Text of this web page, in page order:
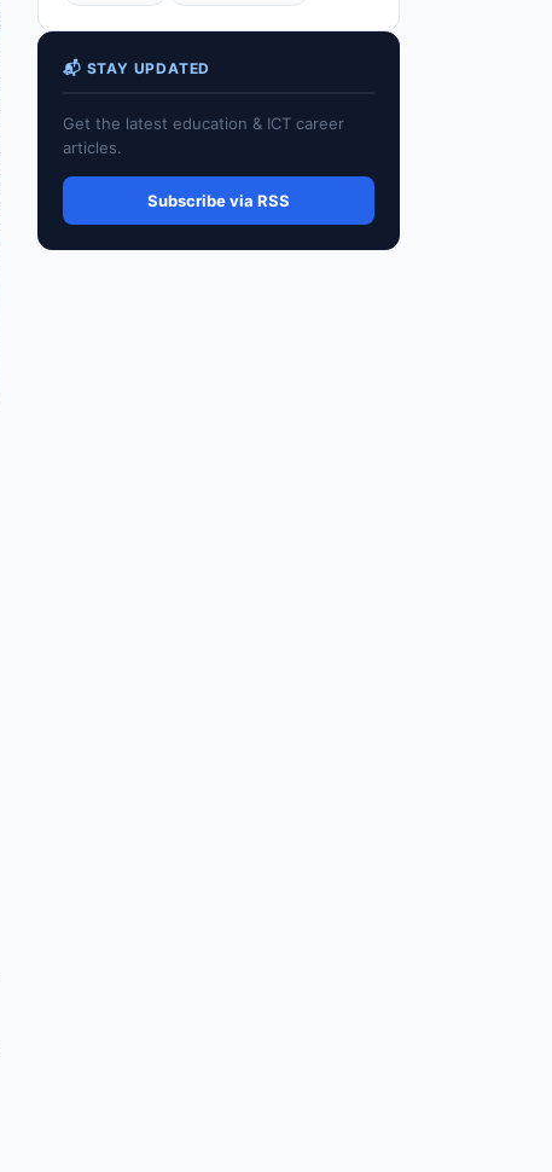
📬 STAY UPDATED
Get the latest education & ICT career
articles.
Subscribe via RSS